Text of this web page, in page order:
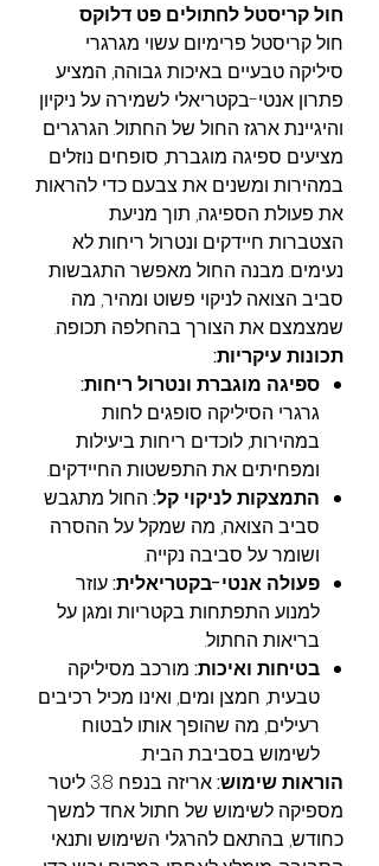
חול קריסטל לחתולים פט דלוקס
חול קריסטל פרימיום עשוי מגרגרי
סיליקה טבעיים באיכות גבוהה, המציע
פתרון אנטי-בקטריאלי לשמירה על ניקיון
והיגיינת ארגז החול של החתול. הגרגרים
מציעים ספיגה מוגברת, סופחים נוזלים
במהירות ומשנים את צבעם כדי להראות
את פעולת הספיגה, תוך מניעת
הצטברות חיידקים ונטרול ריחות לא
נעימים. מבנה החול מאפשר התגבשות
סביב הצואה לניקוי פשוט ומהיר, מה
שמצמצם את הצורך בהחלפה תכופה.
תכונות עיקריות:
ספיגה מוגברת ונטרול ריחות:
גרגרי הסיליקה סופגים לחות
במהירות, לוכדים ריחות ביעילות
ומפחיתים את התפשטות החיידקים.
התמצקות לניקוי קל: החול מתגבש
סביב הצואה, מה שמקל על ההסרה
ושומר על סביבה נקייה.
פעולה אנטי-בקטריאלית:עוזר
למנוע התפתחות בקטריות ומגן על
בריאות החתול.
בטיחות ואיכות: מורכב מסיליקה
טבעית, חמצן ומים, ואינו מכיל רכיבים
רעילים, מה שהופך אותו לבטוח
לשימוש בסביבת הבית.
הוראות שימוש:
אריזה בנפח 3.8 ליטר
מספיקה לשימוש של חתול אחד למשך
כחודש, בהתאם להרגלי השימוש ותנאי